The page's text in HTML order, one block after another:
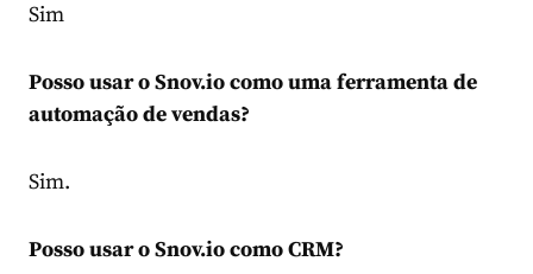
Sim
Posso usar o Snov.io como uma ferramenta de
automação de vendas?
Sim.
Posso usar o Snov.io como CRM?